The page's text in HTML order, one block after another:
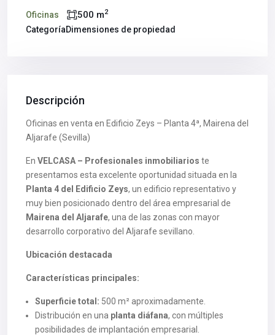
Oficinas
Categoría
500 m2
Dimensiones de propiedad
Descripción
Oficinas en venta en Edificio Zeys – Planta 4ª, Mairena del
Aljarafe (Sevilla)
En VELCASA – Profesionales inmobiliarios te
presentamos esta excelente oportunidad situada en la
Planta 4 del Edificio Zeys, un edificio representativo y
muy bien posicionado dentro del área empresarial de
Mairena del Aljarafe, una de las zonas con mayor
desarrollo corporativo del Aljarafe sevillano.
Ubicación destacada
Características principales:
Superficie total: 500 m² aproximadamente.
Distribución en una planta diáfana, con múltiples
posibilidades de implantación empresarial.